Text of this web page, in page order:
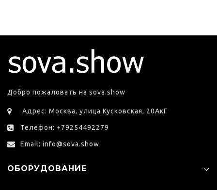
Добро пожаловать на sova.show
Адрес: Москва, улица Кусковская, 20АкГ
Телефон: +79254492279
Email: info@sova.show
ОБОРУДОВАНИЕ